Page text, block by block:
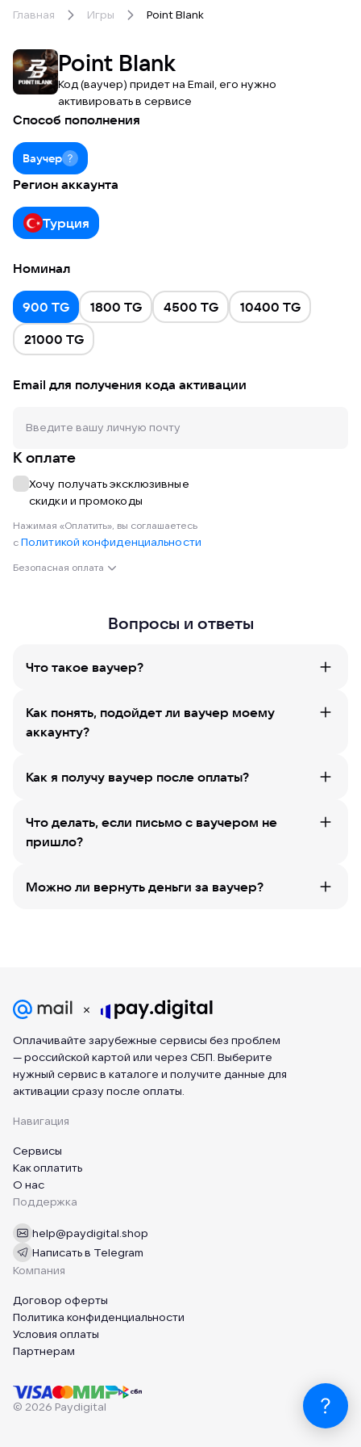
Главная Игры Point Blank
Point Blank
Код (ваучер) придет на Email, его нужно
активировать в сервисе
Способ пополнения
Ваучер
Регион аккаунта
Турция
Номинал
900 TG 1800 TG 4500 TG
10400 TG
21000 TG
Email для получения кода активации
К оплате
Хочу получать эксклюзивные
скидки и промокоды
Нажимая «Оплатить», вы соглашаетесь
с Политикой конфиденциальности
Безопасная оплата
Вопросы и ответы
Что такое ваучер?
Как понять, подойдет ли ваучер моему
аккаунту?
Как я получу ваучер после оплаты?
Что делать, если письмо с ваучером не
пришло?
Можно ли вернуть деньги за ваучер?
Оплачивайте зарубежные сервисы без проблем
— российской картой или через СБП. Выберите
нужный сервис в каталоге и получите данные для
активации сразу после оплаты.
Навигация
Сервисы
Как оплатить
О нас
Поддержка
help@paydigital.shop
Написать в Telegram
Компания
Договор оферты
Политика конфиденциальности
Условия оплаты
Партнерам
© 2026 Paydigital